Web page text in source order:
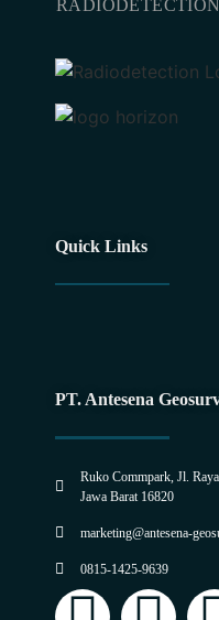
Quick Links
PT. Antesena
Ruko Commpark, Jl.
Jawa Barat 16820
marketing@antesena-
0815-1425-9639